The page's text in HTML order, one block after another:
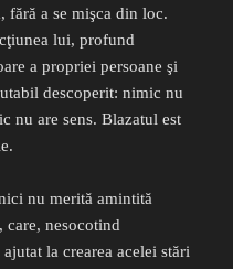
fără a se mişca din loc.
lui, profund
a propriei persoane şi
descoperit: nimic nu
nu are sens. Blazatul est
nu merită amintită
care, nesocotind
la crearea acelei stări